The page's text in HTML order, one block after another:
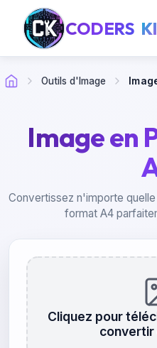
CODERS
Outils d'Image
Image en
Convertissez n'importe
format A4
Cliquez pour
convertir